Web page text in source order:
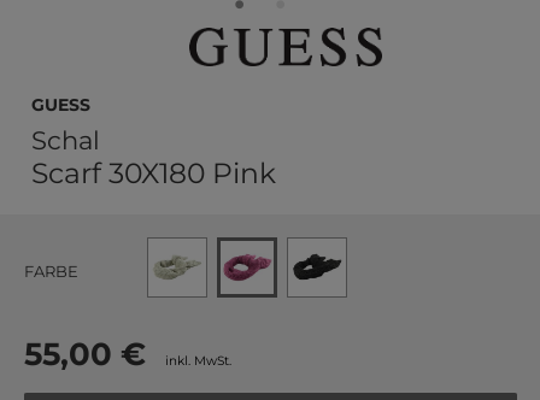
GUESS
Schal
Scarf 30X180 Pink
FARBE
55,00 € inkl. MwSt.